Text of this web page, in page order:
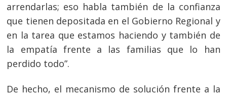
arrendarlas; eso habla también de la confianza
que tienen depositada en el Gobierno Regional y
en la tarea que estamos haciendo y también de
la empatía frente a las familias que lo han
perdido todo”.
De hecho, el mecanismo de solución frente a la